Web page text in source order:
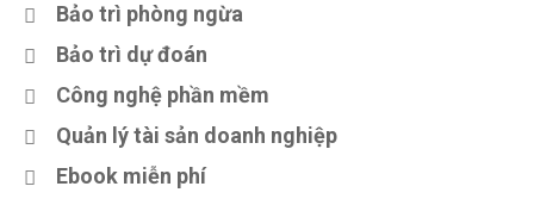
Bảo trì phòng ngừa
Bảo trì dự đoán
Công nghệ phần mềm
Quản lý tài sản doanh nghiệp
Ebook miễn phí